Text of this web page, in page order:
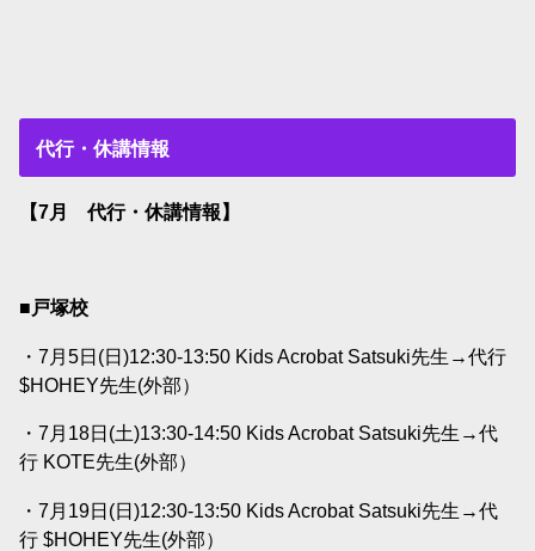
代行・休講情報
【7月 代行・休講情報】
■戸塚校
・7月5日(日)12:30-13:50 Kids Acrobat Satsuki先生→代行
$HOHEY先生(外部）
・7月18日(土)13:30-14:50 Kids Acrobat Satsuki先生→代
行 KOTE先生(外部）
・7月19日(日)12:30-13:50 Kids Acrobat Satsuki先生→代
行 $HOHEY先生(外部）